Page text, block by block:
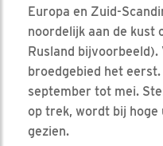
Europa en Zuid-
noordelijk aan de kust
Rusland
broedgebied het
september tot mei.
op trek, wordt bij hoge
gezien.